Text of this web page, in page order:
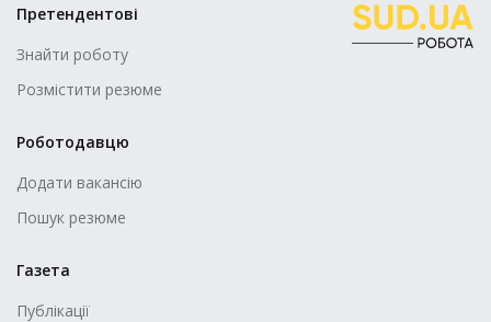
Претендентові
Знайти роботу
Розмістити резюме
Роботодавцю
Додати вакансію
Пошук резюме
Газета
Публікації